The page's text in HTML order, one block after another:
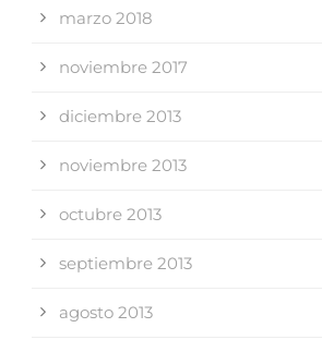
marzo 2018
noviembre 2017
diciembre 2013
noviembre 2013
octubre 2013
septiembre 2013
agosto 2013